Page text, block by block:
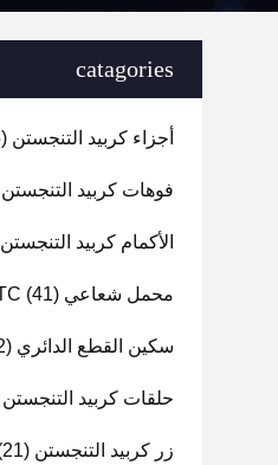
catagories
أجزاء كربيد التنجستن (95)
فوهات كربيد التنجستن
الأكمام كربيد التنجستن
محمل شعاعي TC (41)
سكين القطع الدائري (32)
حلقات كربيد التنجستن
زر كربيد التنجستن (21)